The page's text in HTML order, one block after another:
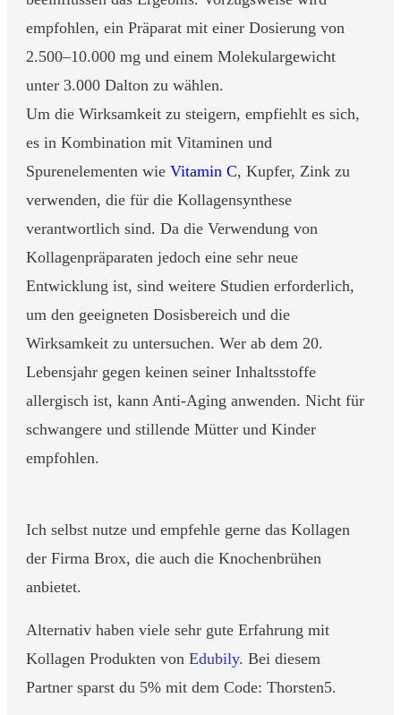
empfohlen, ein Präparat mit einer Dosierung von
2.500–10.000 mg und einem Molekulargewicht
unter 3.000 Dalton zu wählen.
Um die Wirksamkeit zu steigern, empfiehlt es sich,
es in Kombination mit Vitaminen und
Spurenelementen wie Vitamin C, Kupfer, Zink zu
verwenden, die für die Kollagensynthese
verantwortlich sind. Da die Verwendung von
Kollagenpräparaten jedoch eine sehr neue
Entwicklung ist, sind weitere Studien erforderlich,
um den geeigneten Dosisbereich und die
Wirksamkeit zu untersuchen. Wer ab dem 20.
Lebensjahr gegen keinen seiner Inhaltsstoffe
allergisch ist, kann Anti-Aging anwenden. Nicht für
schwangere und stillende Mütter und Kinder
empfohlen.
Ich selbst nutze und empfehle gerne das Kollagen
der Firma Brox, die auch die Knochenbrühen
anbietet.
Alternativ haben viele sehr gute Erfahrung mit
Kollagen Produkten von Edubily. Bei diesem
Partner sparst du 5% mit dem Code: Thorsten5.